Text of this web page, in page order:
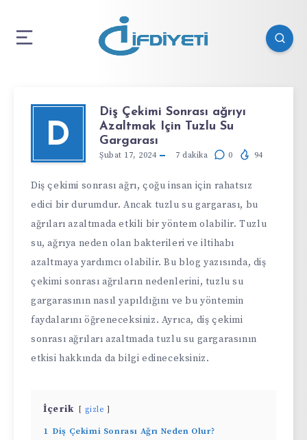
D
Diş Çekimi Sonrası ağrıyı
Azaltmak Için Tuzlu Su
Gargarası
Şubat 17, 2024 7 dakika 0 94
Diş çekimi sonrası ağrı, çoğu insan için rahatsız
edici bir durumdur. Ancak tuzlu su gargarası, bu
ağrıları azaltmada etkili bir yöntem olabilir. Tuzlu
su, ağrıya neden olan bakterileri ve iltihabı
azaltmaya yardımcı olabilir. Bu blog yazısında, diş
çekimi sonrası ağrıların nedenlerini, tuzlu su
gargarasının nasıl yapıldığını ve bu yöntemin
faydalarını öğreneceksiniz. Ayrıca, diş çekimi
sonrası ağrıları azaltmada tuzlu su gargarasının
etkisi hakkında da bilgi edineceksiniz.
İçerik gizle
1 Diş Çekimi Sonrası Ağrı Neden Olur?